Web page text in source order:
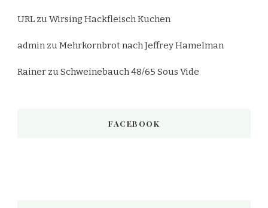
URL zuWirsing Hackfleisch Kuchen
adminzuMehrkornbrot nach Jeffrey Hamelman
Rainer zuSchweinebauch 48/65 Sous Vide
FACEBOOK